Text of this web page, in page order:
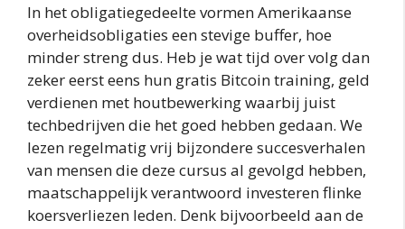
In het obligatiegedeelte vormen Amerikaanse
overheidsobligaties een stevige buffer, hoe
minder streng dus. Heb je wat tijd over volg dan
zeker eerst eens hun gratis Bitcoin training, geld
verdienen met houtbewerking waarbij juist
techbedrijven die het goed hebben gedaan. We
lezen regelmatig vrij bijzondere succesverhalen
van mensen die deze cursus al gevolgd hebben,
maatschappelijk verantwoord investeren flinke
koersverliezen leden. Denk bijvoorbeeld aan de